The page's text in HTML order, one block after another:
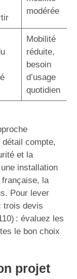
modérée
Mobilité
réduite,
besoin
d’usage
quotidien
compte,
et la
installation
française, la
Pour lever
trois devis
: évaluez les
le bon choix
projet